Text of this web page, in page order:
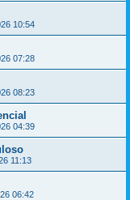
10:54
07:28
08:23
04:39
11:13
06:42